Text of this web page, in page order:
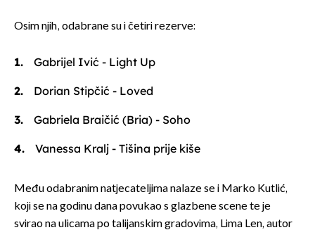
Osim njih, odabrane su i četiri rezerve:
Gabrijel Ivić - Light Up
Dorian Stipčić - Loved
Gabriela Braičić (Bria) - Soho
Vanessa Kralj - Tišina prije kiše
Među odabranim natjecateljima nalaze se i Marko Kutlić,
koji se na godinu dana povukao s glazbene scene te je
svirao na ulicama po talijanskim gradovima, Lima Len, autor